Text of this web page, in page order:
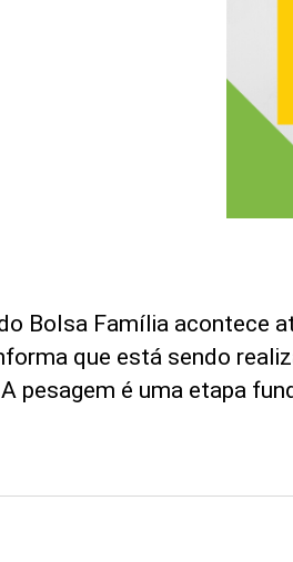
Bolsa Família acontece
que está sendo
pesagem é uma etapa